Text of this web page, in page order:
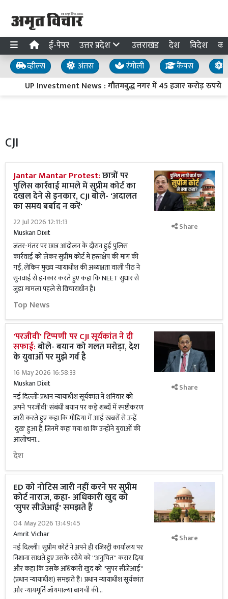
ई-पेपर उत्तर प्रदेश उत्तराखंड देश विदेश
व्हील्स अंतस रंगोली कैंपस
UP Investment News : गौतमबुद्ध नगर में 45 हजार करोड़ रुपये
CJI
Jantar Mantar Protest:छात्रों पर
पुलिस कार्रवाई मामले में सुप्रीम कोर्ट का
दखल देने से इनकार, CJI बोले- 'अदालत
का समय बर्बाद न करें'
22 Jul 2026 12:11:13
Muskan Dixit
जंतर-मंतर पर छात्र आंदोलन के दौरान हुई पुलिस
कार्रवाई को लेकर सुप्रीम कोर्ट में हस्तक्षेप की मांग की
गई, लेकिन मुख्य न्यायाधीश की अध्यक्षता वाली पीठ ने
सुनवाई से इनकार करते हुए कहा कि NEET सुधार से
जुड़ा मामला पहले से विचाराधीन है।
Top News
Share
'परजीवी' टिप्पणी पर CJI सूर्यकांत ने दी
सफाई:बोले- बयान को गलत मरोड़ा, देश
के युवाओं पर मुझे गर्व है
16 May 2026 16:58:33
Muskan Dixit
नई दिल्लीः प्रधान न्यायाधीश सूर्यकांत ने शनिवार को
अपने 'परजीवी' संबंधी बयान पर कड़े शब्दों में स्पष्टीकरण
जारी करते हुए कहा कि मीडिया में आई खबरों से उन्हें
'दुख' हुआ है, जिनमें कहा गया था कि उन्होंने युवाओं की
आलोचना...
देश
Share
ED को नोटिस जारी नहीं करने पर सुप्रीम
कोर्ट नाराज, कहा- अधिकारी खुद को
'सुपर सीजेआई' समझते हैं
04 May 2026 13:49:45
Amrit Vichar
नई दिल्ली। सुप्रीम कोर्ट ने अपने ही रजिस्ट्री कार्यालय पर
निशाना साधते हुए उसके रवैये को ''अनुचित'' करार दिया
और कहा कि उसके अधिकारी खुद को ''सुपर सीजेआई''
(प्रधान न्यायाधीश) समझते हैं। प्रधान न्यायाधीश सूर्यकांत
और न्यायमूर्ति जॉयमाल्या बागची की...
Share